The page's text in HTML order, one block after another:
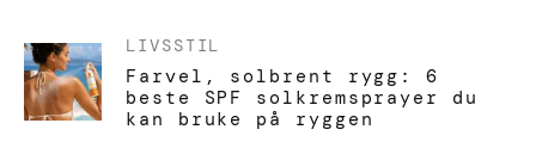
LIVSSTIL
Farvel, solbrent rygg: 6
beste SPF solkremsprayer du
kan bruke på ryggen